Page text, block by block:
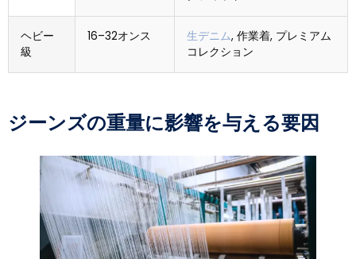
ヘビー
級
16–32オンス 生デニム, 作業着, プレミアム
コレクション
ジーンズの重量に影響を与える要因